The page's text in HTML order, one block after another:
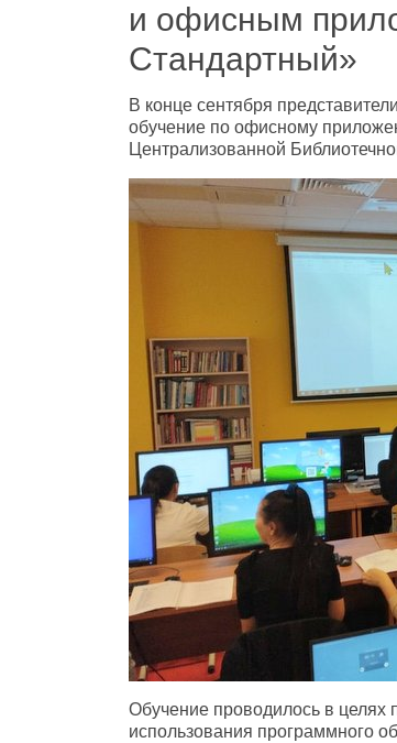
и офисным
Стандартный»
В конце сентября представители
обучение по офисному
Централизованной
Обучение проводилось в целях
использования программного